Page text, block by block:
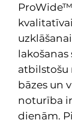
kvalitatīvai
atbilstošu
bāzes un
noturība
dienām.